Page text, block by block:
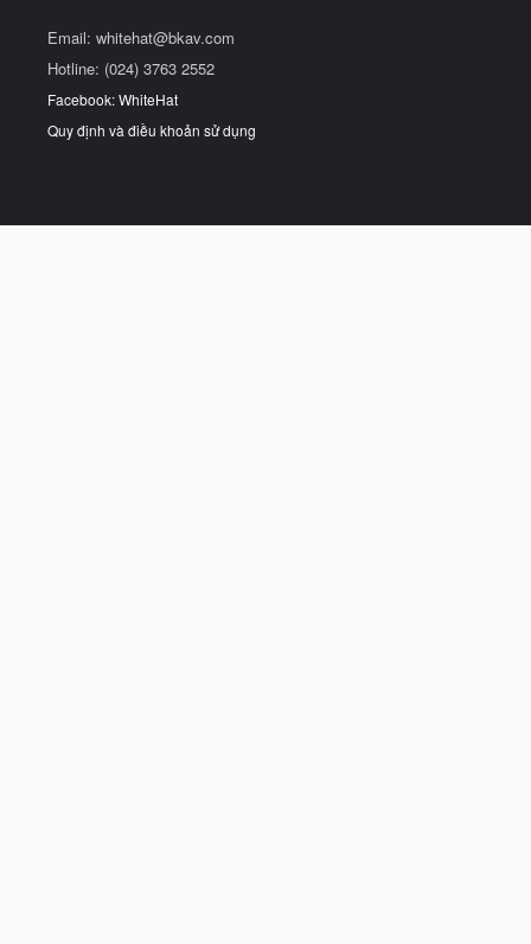
Email: whitehat@bkav.com
Hotline: (024) 3763 2552
Facebook: WhiteHat
Quy định và điều khoản sử dụng